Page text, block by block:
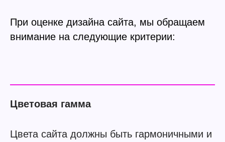
При оценке дизайна сайта, мы обращаем
внимание на следующие критерии:
Цветовая гамма
Цвета сайта должны быть гармоничными и